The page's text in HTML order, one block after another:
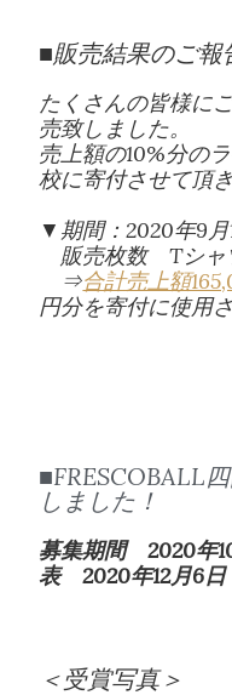
■販売結果のご報
たくさんの皆様に
売致しました。
売上額の10%分の
校に寄付させて頂き
▼期間：2020年9月
販売枚数 Tシャ
⇒合計売上額
円分を寄付に使用
■FRESCOBALL
しました！
募集期間 2020年
表 2020年12月6日
＜受賞写真＞